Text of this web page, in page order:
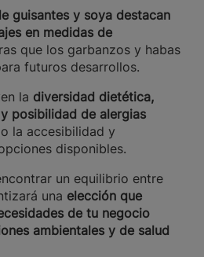
guisantes y soya destacan
en medidas de
que los garbanzos y habas
futuros desarrollos.
la diversidad dietética,
posibilidad de alergias
la accesibilidad y
disponibles.
un equilibrio entre
una elección que
de tu negocio
ambientales y de salud